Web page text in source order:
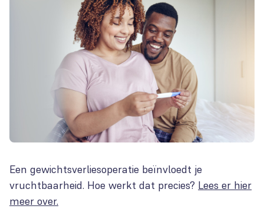
Een gewichtsverliesoperatie beïnvloedt je
vruchtbaarheid. Hoe werkt dat precies? Lees er hier
meer over.